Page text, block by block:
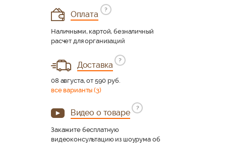
Оплата
?
Наличными, картой, безналичный
расчет для организаций
Доставка
?
08 августа, от 590 руб.
все варианты (3)
Видео о товаре
?
Закажите бесплатную
видеоконсультацию из шоурума об